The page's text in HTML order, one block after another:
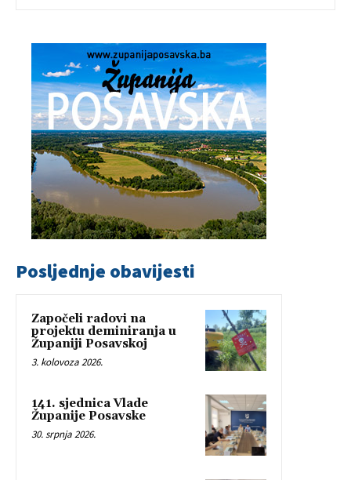
Posljednje obavijesti
Započeli radovi na
projektu deminiranja u
Županiji Posavskoj
3. kolovoza 2026.
141. sjednica Vlade
Županije Posavske
30. srpnja 2026.